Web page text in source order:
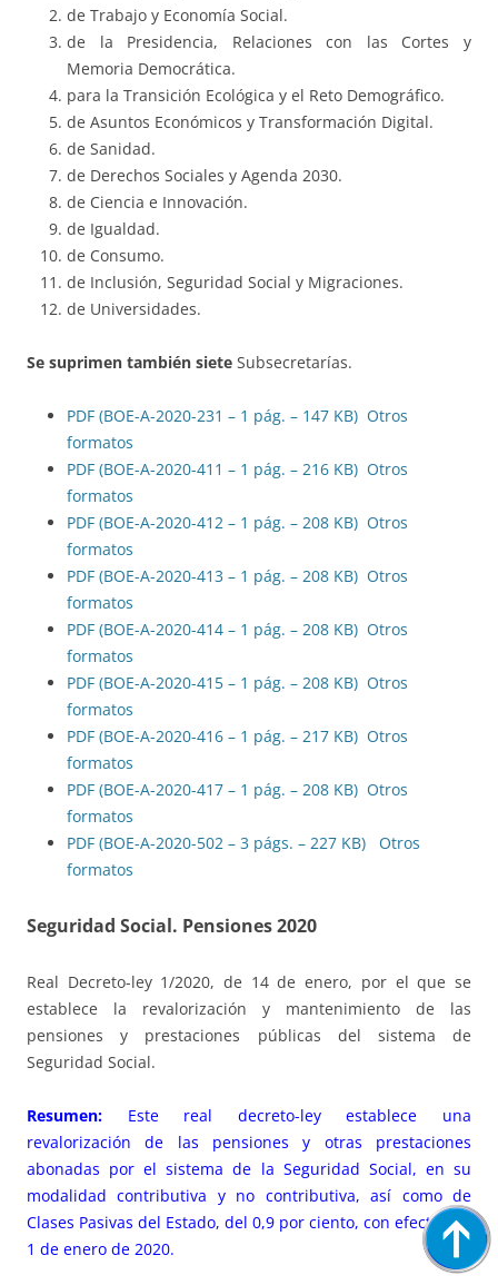
de Trabajo y Economía Social.
de la Presidencia, Relaciones con las Cortes y
Memoria Democrática.
para la Transición Ecológica y el Reto Demográfico.
de Asuntos Económicos y Transformación Digital.
de Sanidad.
de Derechos Sociales y Agenda 2030.
de Ciencia e Innovación.
de Igualdad.
de Consumo.
de Inclusión, Seguridad Social y Migraciones.
de Universidades.
Se suprimen también siete Subsecretarías.
PDF (BOE-A-2020-231 – 1 pág. – 147 KB) Otros
formatos
PDF (BOE-A-2020-411 – 1 pág. – 216 KB) Otros
formatos
PDF (BOE-A-2020-412 – 1 pág. – 208 KB) Otros
formatos
PDF (BOE-A-2020-413 – 1 pág. – 208 KB) Otros
formatos
PDF (BOE-A-2020-414 – 1 pág. – 208 KB) Otros
formatos
PDF (BOE-A-2020-415 – 1 pág. – 208 KB) Otros
formatos
PDF (BOE-A-2020-416 – 1 pág. – 217 KB) Otros
formatos
PDF (BOE-A-2020-417 – 1 pág. – 208 KB) Otros
formatos
PDF (BOE-A-2020-502 – 3 págs. – 227 KB)
Otros
formatos
Seguridad Social. Pensiones 2020
Real Decreto-ley 1/2020, de 14 de enero, por el que se
establece la revalorización y mantenimiento de las
pensiones y prestaciones públicas del sistema de
Seguridad Social.
Resumen: Este real decreto-ley establece una
revalorización de las pensiones y otras prestaciones
abonadas por el sistema de la Seguridad Social, en su
modalidad contributiva y no contributiva, así como de
Clases Pasivas del Estado, del 0,9 por ciento, con efectos de
1 de enero de 2020.